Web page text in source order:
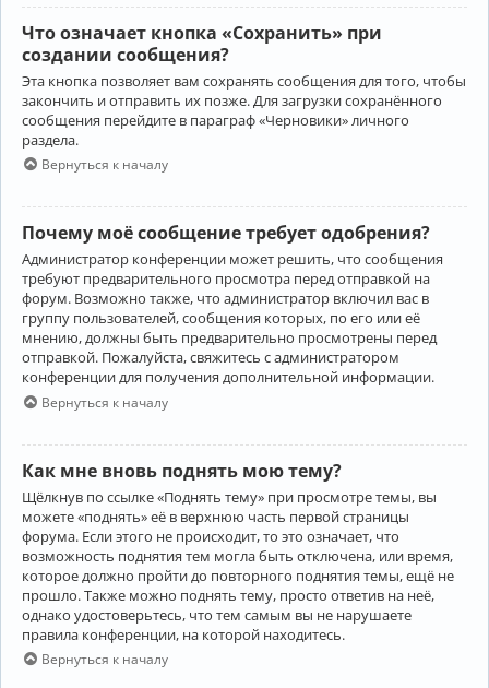
Что означает кнопка «Сохранить» при
создании сообщения?
Эта кнопка позволяет вам сохранять сообщения для того, чтобы
закончить и отправить их позже. Для загрузки сохранённого
сообщения перейдите в параграф «Черновики» личного
раздела.
Вернуться к началу
Почему моё сообщение требует одобрения?
Администратор конференции может решить, что сообщения
требуют предварительного просмотра перед отправкой на
форум. Возможно также, что администратор включил вас в
группу пользователей, сообщения которых, по его или её
мнению, должны быть предварительно просмотрены перед
отправкой. Пожалуйста, свяжитесь с администратором
конференции для получения дополнительной информации.
Вернуться к началу
Как мне вновь поднять мою тему?
Щёлкнув по ссылке «Поднять тему» при просмотре темы, вы
можете «поднять» её в верхнюю часть первой страницы
форума. Если этого не происходит, то это означает, что
возможность поднятия тем могла быть отключена, или время,
которое должно пройти до повторного поднятия темы, ещё не
прошло. Также можно поднять тему, просто ответив на неё,
однако удостоверьтесь, что тем самым вы не нарушаете
правила конференции, на которой находитесь.
Вернуться к началу